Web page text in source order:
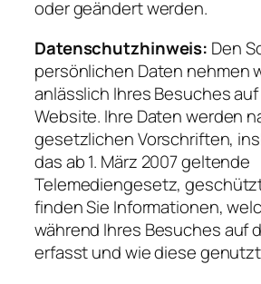
oder geändert werden.
Datenschutzhinweis: Den
persönlichen Daten nehmen
anlässlich Ihres Besuches
Website. Ihre Daten werden
gesetzlichen Vorschriften,
das ab 1. März 2007 geltende
Telemediengesetz,
finden Sie Informationen,
während Ihres Besuches auf
erfasst und wie diese